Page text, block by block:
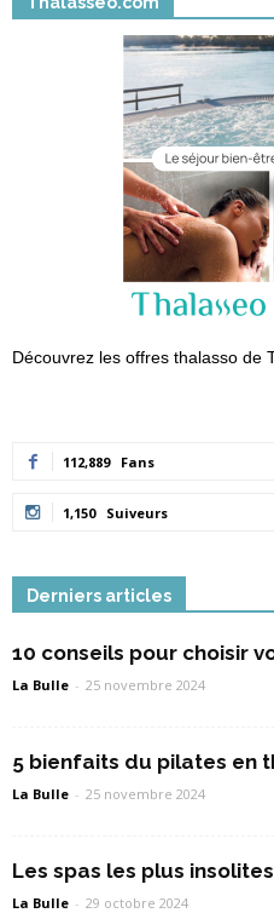
Découvrez les offres thalasso de
112,889 Fans
1,150 Suiveurs
Derniers articles
10 conseils pour choisir
La Bulle - 25 novembre 2024
5 bienfaits du pilates en
La Bulle - 25 novembre 2024
Les spas les plus
La Bulle - 29 octobre 2024